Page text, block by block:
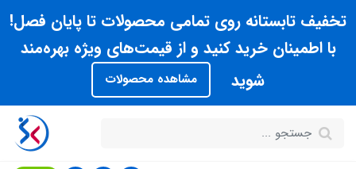
تخفیف تابستانه روی تمامی محصولات تا پایان فصل!
با اطمینان خرید کنید و از قیمت‌های ویژه بهره‌مند
شوید
مشاهده محصولات